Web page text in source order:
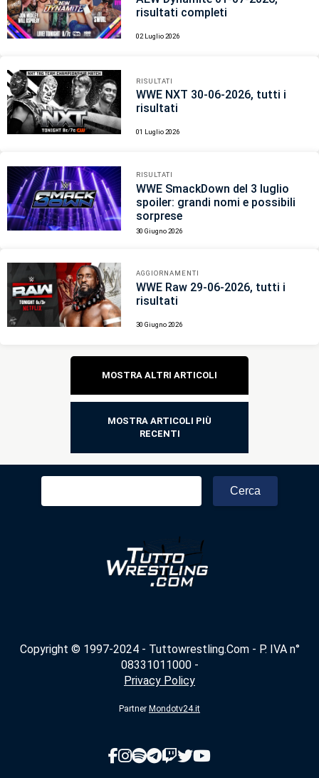
risultati completi
02 Luglio 2026
RISULTATI
WWE NXT 30-06-2026, tutti i
risultati
01 Luglio 2026
RISULTATI
WWE SmackDown del 3 luglio
spoiler: grandi nomi e possibili
sorprese
30 Giugno 2026
AGGIORNAMENTI
WWE Raw 29-06-2026, tutti i
risultati
30 Giugno 2026
Navigazione
articoli
MOSTRA ALTRI ARTICOLI
MOSTRA ARTICOLI PIÙ
RECENTI
Ricerca
Copyright © 1997-2024 - Tuttowrestling.Com - P. IVA n°
08331011000 -
Privacy Policy
Partner Mondotv24.it